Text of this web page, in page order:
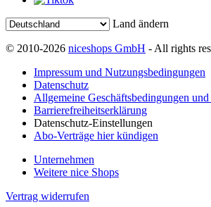
Land ändern
© 2010-2026 niceshops GmbH - All rights
Impressum und Nutzungsbedingungen
Datenschutz
Allgemeine Geschäftsbedingungen
Barrierefreiheitserklärung
Datenschutz-Einstellungen
Abo-Verträge hier kündigen
Unternehmen
Weitere nice Shops
Vertrag widerrufen